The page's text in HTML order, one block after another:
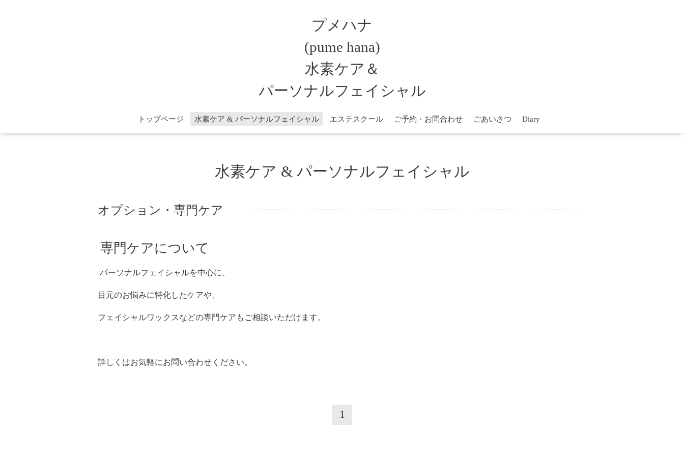
プメハナ
(pume hana)
水素ケア＆
パーソナルフェイシャル
トップページ 水素ケア & パーソナルフェイシャル エステスクール ご予約・お問合わせ ごあいさつ Diary
水素ケア & パーソナルフェイシャル
オプション・専門ケア
専門ケアについて
パーソナルフェイシャルを中心に、
目元のお悩みに特化したケアや、
フェイシャルワックスなどの専門ケアもご相談いただけます。
詳しくはお気軽にお問い合わせください。
1